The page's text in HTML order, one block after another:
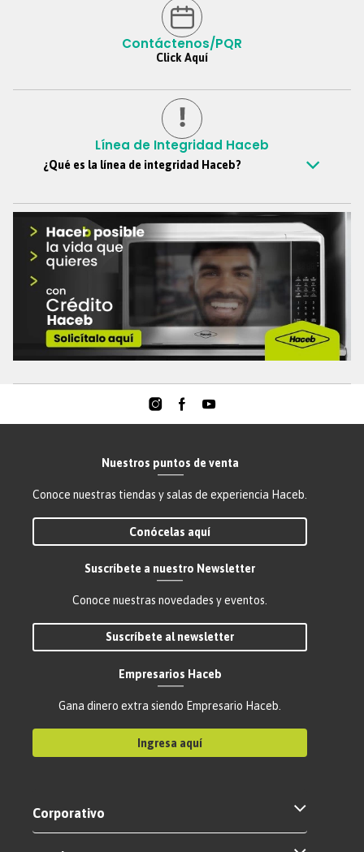
Contáctenos/PQR
Click Aquí
Línea de Integridad Haceb
¿Qué es la línea de integridad Haceb?
clientes, proveedores, personas externas y demás grupos de
interés, pueden reportar de manera anónima si así lo desean,
situaciones y comportamientos que vayan en contra de los
principios y valores de Haceb, este canal nos ayuda a soportar la
cultura ética de la organización y se ciñe a las buenas prácticas de
gobierno corporativo.
018000-51-69-39
Formulario web
https://reporte.lineatransparencia.co/haceb
Correo electrónico:Lineadeintegridad@haceb.com
Nuestros puntos de venta
Conoce nuestras tiendas y salas de experiencia Haceb.
Conócelas aquí
Suscríbete a nuestro Newsletter
Conoce nuestras novedades y eventos.
Suscríbete al newsletter
Empresarios Haceb
Gana dinero extra siendo Empresario Haceb.
Ingresa aquí
Corporativo